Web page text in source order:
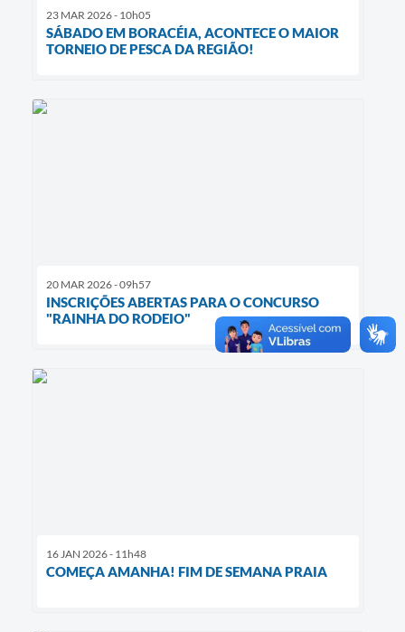
23 MAR 2026 - 10h05
SÁBADO EM BORACÉIA, ACONTECE O MAIOR
TORNEIO DE PESCA DA REGIÃO!
20 MAR 2026 - 09h57
INSCRIÇÕES ABERTAS PARA O CONCURSO
"RAINHA DO RODEIO"
16 JAN 2026 - 11h48
COMEÇA AMANHA! FIM DE SEMANA PRAIA